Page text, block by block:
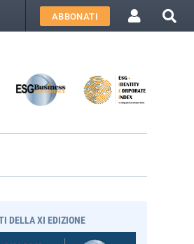
ABBONATI
DELLA XI EDIZIONE